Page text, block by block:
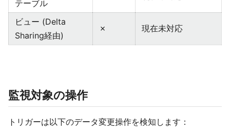
テーブル
ビュー (Delta
Sharing経由)
✗ 現在未対応
監視対象の操作
トリガーは以下のデータ変更操作を検知します：